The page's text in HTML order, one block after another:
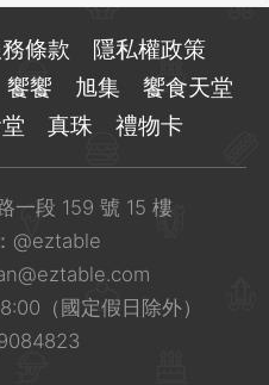
條款
隱私權政策
饗饗 旭集
饗食天堂
真珠 禮物卡
一段 159 號 15 樓
@eztable
（國定假日除外）